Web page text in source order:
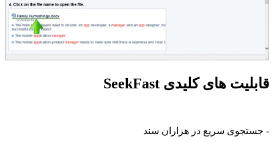
قابلیت های کلیدی SeekFast
- جستجوی سریع در هزاران سند